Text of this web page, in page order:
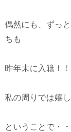
偶然にも、ずっ
ちも
昨年末に入籍！！
私の周りでは嬉
ということで・・